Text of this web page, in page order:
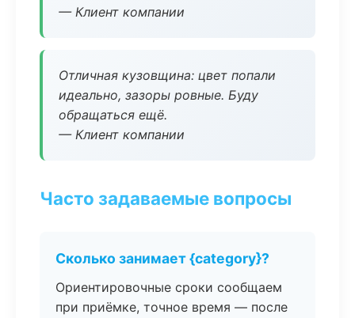
— Клиент компании
Отличная кузовщина: цвет попали
идеально, зазоры ровные. Буду
обращаться ещё.
— Клиент компании
Часто задаваемые вопросы
Сколько занимает {category}?
Ориентировочные сроки сообщаем
при приёмке, точное время — после